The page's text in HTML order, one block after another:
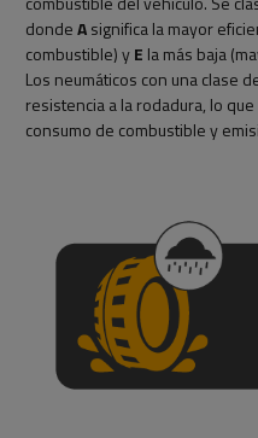
dondeAsignifica la mayor
combustible) yE la más baja
Los neumáticos con una clase
resistencia a la rodadura, lo
consumo de combustible y